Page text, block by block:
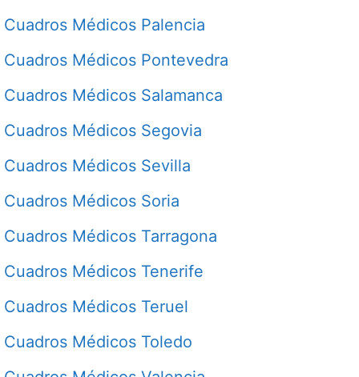
Cuadros Médicos Palencia
Cuadros Médicos Pontevedra
Cuadros Médicos Salamanca
Cuadros Médicos Segovia
Cuadros Médicos Sevilla
Cuadros Médicos Soria
Cuadros Médicos Tarragona
Cuadros Médicos Tenerife
Cuadros Médicos Teruel
Cuadros Médicos Toledo